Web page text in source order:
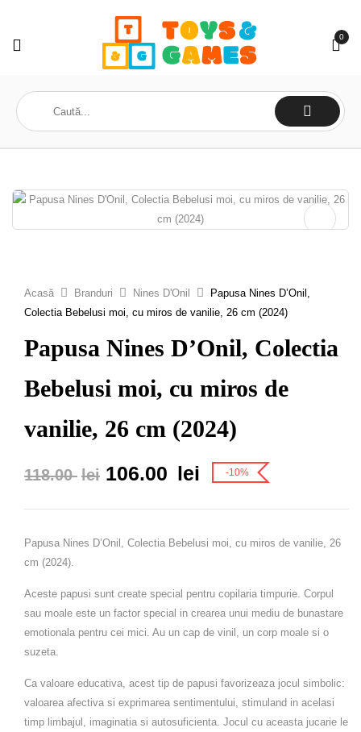
0
Acasă Branduri Nines D'Onil
Papusa Nines D’Onil,
Colectia Bebelusi moi, cu miros de vanilie, 26 cm (2024)
Papusa Nines D’Onil, Colectia
Bebelusi moi, cu miros de
vanilie, 26 cm (2024)
118.00 lei 106.00 lei -10%
Papusa Nines D’Onil, Colectia Bebelusi moi, cu miros de vanilie, 26
cm (2024).
Aceste papusi sunt create special pentru copilaria timpurie. Corpul
sau moale este un factor special in crearea unui mediu de bunastare
emotionala pentru cei mici. Au un cap de vinil, un corp moale si o
suzeta.
Ca valoare educativa, acest tip de papusi favorizeaza jocul simbolic:
valoarea afectiva si exprimarea sentimentului, stimuland in acelasi
timp limbajul, imaginatia si autosuficienta. Jocul cu aceasta jucarie le